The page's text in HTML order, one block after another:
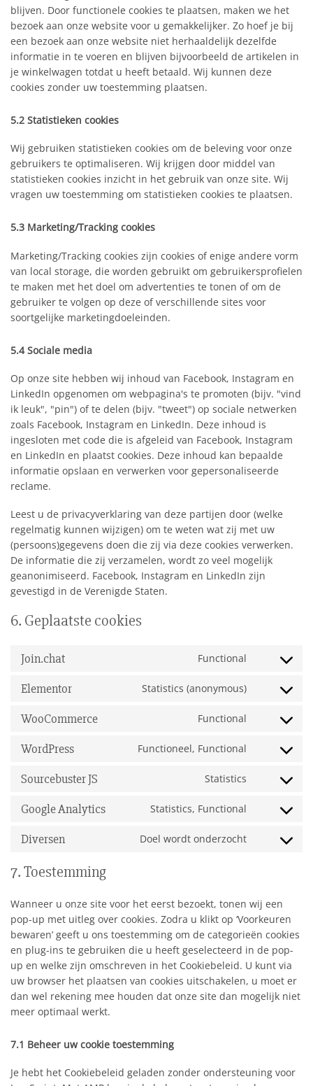
blijven. Door functionele cookies te plaatsen, maken we het
bezoek aan onze website voor u gemakkelijker. Zo hoef je bij
een bezoek aan onze website niet herhaaldelijk dezelfde
informatie in te voeren en blijven bijvoorbeeld de artikelen in
je winkelwagen totdat u heeft betaald. Wij kunnen deze
cookies zonder uw toestemming plaatsen.
5.2 Statistieken cookies
Wij gebruiken statistieken cookies om de beleving voor onze
gebruikers te optimaliseren. Wij krijgen door middel van
statistieken cookies inzicht in het gebruik van onze site. Wij
vragen uw toestemming om statistieken cookies te plaatsen.
5.3 Marketing/Tracking cookies
Marketing/Tracking cookies zijn cookies of enige andere vorm
van local storage, die worden gebruikt om gebruikersprofielen
te maken met het doel om advertenties te tonen of om de
gebruiker te volgen op deze of verschillende sites voor
soortgelijke marketingdoeleinden.
5.4 Sociale media
Op onze site hebben wij inhoud van Facebook, Instagram en
LinkedIn opgenomen om webpagina's te promoten (bijv. "vind
ik leuk", "pin") of te delen (bijv. "tweet") op sociale netwerken
zoals Facebook, Instagram en LinkedIn. Deze inhoud is
ingesloten met code die is afgeleid van Facebook, Instagram
en LinkedIn en plaatst cookies. Deze inhoud kan bepaalde
informatie opslaan en verwerken voor gepersonaliseerde
reclame.
Leest u de privacyverklaring van deze partijen door (welke
regelmatig kunnen wijzigen) om te weten wat zij met uw
(persoons)gegevens doen die zij via deze cookies verwerken.
De informatie die zij verzamelen, wordt zo veel mogelijk
geanonimiseerd. Facebook, Instagram en LinkedIn zijn
gevestigd in de Verenigde Staten.
6. Geplaatste cookies
Join.chat Functional
Consent
service
Elementor Statistics (anonymous)
Consent
service
WooCommerce Functional
Consent
service
WordPress Functioneel, Functional
Consent
service
Sourcebuster JS Statistics
Consent
service
Google Analytics Statistics, Functional
Consent
service
Diversen Doel wordt onderzocht
Consent
7. Toestemming
Wanneer u onze site voor het eerst bezoekt, tonen wij een
pop-up met uitleg over cookies. Zodra u klikt op ‘Voorkeuren
bewaren’ geeft u ons toestemming om de categorieën cookies
en plug-ins te gebruiken die u heeft geselecteerd in de pop-
up en welke zijn omschreven in het Cookiebeleid. U kunt via
uw browser het plaatsen van cookies uitschakelen, u moet er
dan wel rekening mee houden dat onze site dan mogelijk niet
meer optimaal werkt.
7.1 Beheer uw cookie toestemming
Je hebt het Cookiebeleid geladen zonder ondersteuning voor